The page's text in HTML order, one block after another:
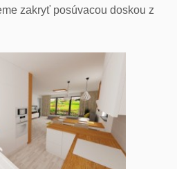
zakryť posúvacou doskou z